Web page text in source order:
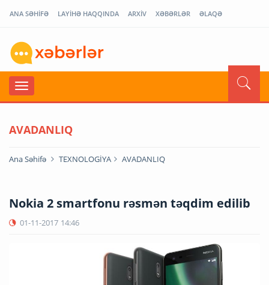
ANA SƏHİFƏ LAYİHƏ HAQQINDA ARXİV XƏBƏRLƏR ƏLAQƏ
AVADANLIQ
Ana Səhifə TEXNOLOGİYA AVADANLIQ
Nokia 2 smartfonu rəsmən təqdim edilib
01-11-2017 14:46